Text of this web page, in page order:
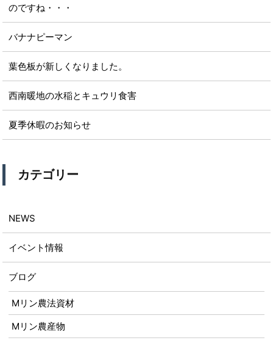
のですね・・・
バナナピーマン
葉色板が新しくなりました。
西南暖地の水稲とキュウリ食害
夏季休暇のお知らせ
カテゴリー
NEWS
イベント情報
ブログ
Mリン農法資材
Mリン農産物